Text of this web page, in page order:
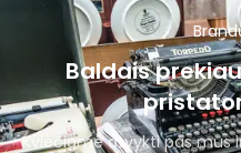
Baldais
Kviečiame atvykti pas mus